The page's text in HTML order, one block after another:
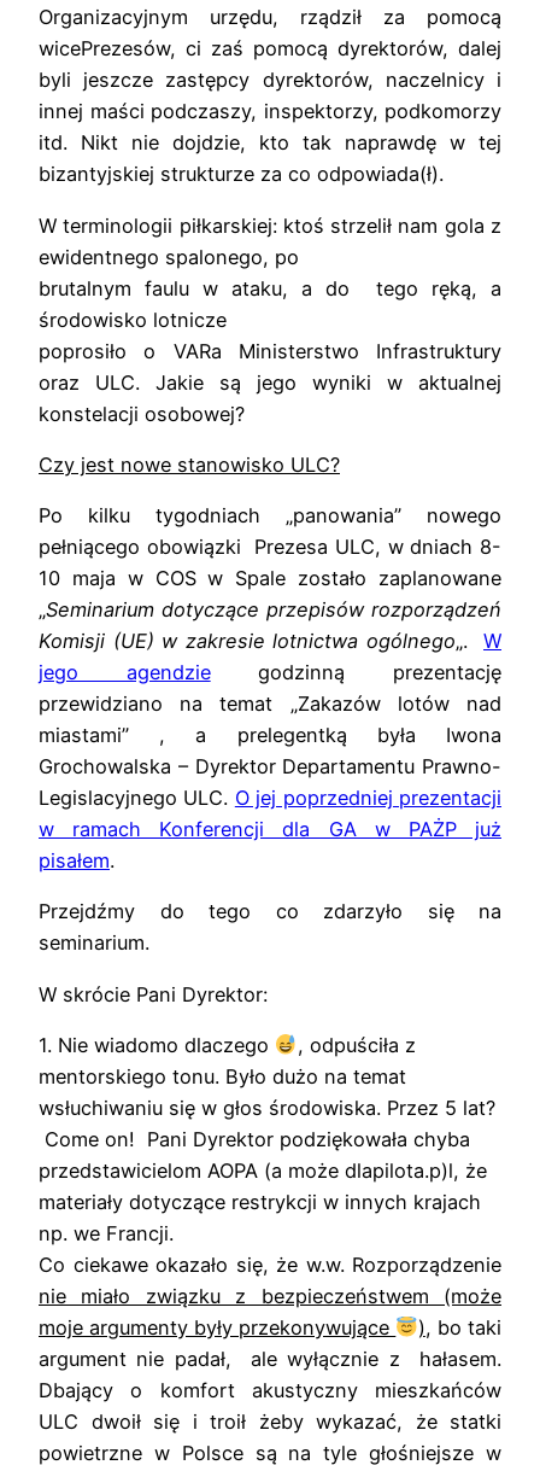
Organizacyjnym urzędu, rządził za pomocą
wicePrezesów, ci zaś pomocą dyrektorów, dalej
byli jeszcze zastępcy dyrektorów, naczelnicy i
innej maści podczaszy, inspektorzy, podkomorzy
itd. Nikt nie dojdzie, kto tak naprawdę w tej
bizantyjskiej strukturze za co odpowiada(ł).
W terminologii piłkarskiej: ktoś strzelił nam gola z
ewidentnego spalonego, po
brutalnym faulu w ataku, a do tego ręką, a
środowisko lotnicze
poprosiło o VARa Ministerstwo Infrastruktury
oraz ULC. Jakie są jego wyniki w aktualnej
konstelacji osobowej?
Czy jest nowe stanowisko ULC?
Po kilku tygodniach „panowania” nowego
pełniącego obowiązki Prezesa ULC, w dniach 8-
10 maja w COS w Spale zostało zaplanowane
„Seminarium dotyczące przepisów rozporządzeń
Komisji (UE) w zakresie lotnictwa ogólnego„.W
jego agendziegodzinną prezentację
przewidziano na temat „Zakazów lotów nad
miastami” , a prelegentką była Iwona
Grochowalska – Dyrektor Departamentu Prawno-
Legislacyjnego ULC. O jej poprzedniej prezentacji
w ramach Konferencji dla GA w PAŻP już
pisałem.
Przejdźmy do tego co zdarzyło się na
seminarium.
W skrócie Pani Dyrektor:
1. Nie wiadomo dlaczego
, odpuściła z
mentorskiego tonu. Było dużo na temat
wsłuchiwaniu się w głos środowiska. Przez 5 lat?
Come on! Pani Dyrektor podziękowała chyba
przedstawicielom AOPA (a może dlapilota.p)l, że
materiały dotyczące restrykcji w innych krajach
np. we Francji.
Co ciekawe okazało się, że w.w. Rozporządzenie
nie miało związku z bezpieczeństwem (może
moje argumenty były przekonywujące
), bo taki
argument nie padał, ale wyłącznie z hałasem.
Dbający o komfort akustyczny mieszkańców
ULC dwoił się i troił żeby wykazać, że statki
powietrzne w Polsce są na tyle głośniejsze w